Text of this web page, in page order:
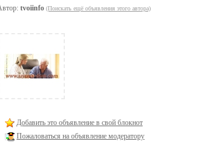
tvoiinfo (Поискать ещё объявления этого автора)
Добавить это объявление в свой блокнот
Пожаловаться на объявление модератору